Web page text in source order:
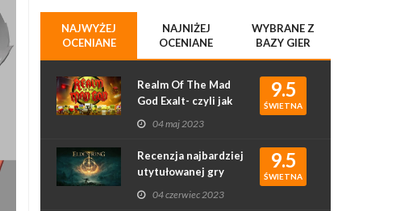
NAJWYŻEJ
OCENIANE
NAJNIŻEJ
OCENIANE
WYBRANE Z
BAZY GIER
9.5
ŚWIETNA
Realm Of The Mad
God Exalt- czyli jak
rougelike podbił
serca graczy
04 maj 2023
9.5
ŚWIETNA
Recenzja najbardziej
utytułowanej gry
2022 roku - Elden
Ring
04 czerwiec 2023